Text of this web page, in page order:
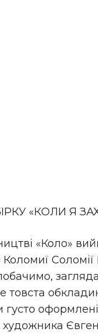
«КОЛИ Я
«Коло»
Коломиї
товста
густо
художника